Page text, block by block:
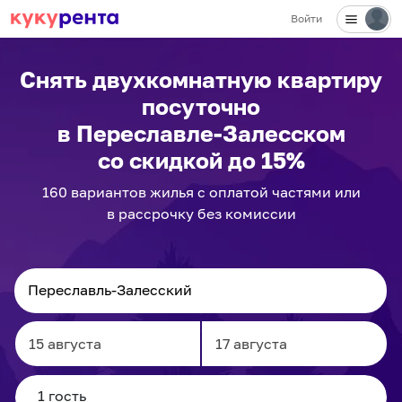
Войти
Снять двухкомнатную квартиру
посуточно
в Переславле-Залесском
со скидкой до 15%
160 вариантовжилья с оплатой частями или
в рассрочку без комиссии
Navigate
forward
Navigate
✕